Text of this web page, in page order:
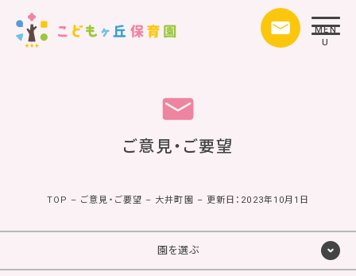
MEN
U
ご意見・ご要望
TOP – ご意見・ご要望 – 大井町園 – 更新日：2023年10月1日
園を選ぶ